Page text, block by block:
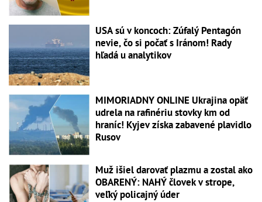
USA sú v koncoch: Zúfalý Pentagón
nevie, čo si počať s Iránom! Rady
hľadá u analytikov
MIMORIADNY ONLINE Ukrajina opäť
udrela na rafinériu stovky km od
hraníc! Kyjev získa zabavené plavidlo
Rusov
Muž išiel darovať plazmu a zostal ako
OBARENÝ: NAHÝ človek v strope,
veľký policajný úder